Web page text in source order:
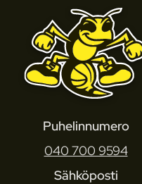
Puhelinnumero
040 700 9594
Sähköposti